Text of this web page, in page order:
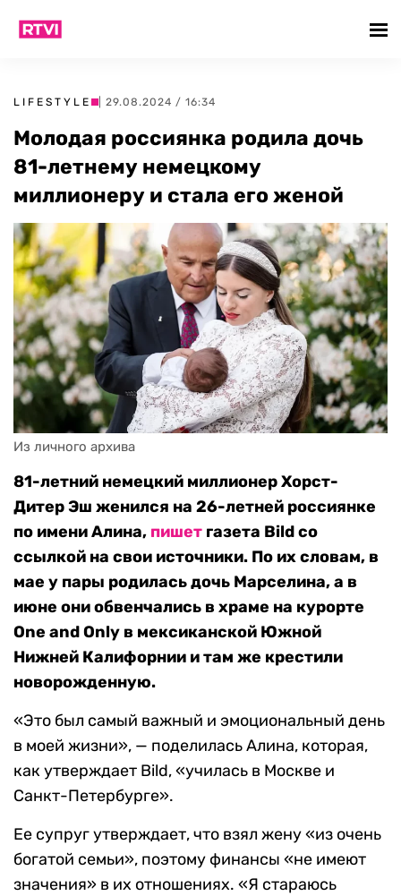
LIFESTYLE | 29.08.2024 / 16:34
Молодая россиянка родила дочь
81-летнему немецкому
миллионеру и стала его женой
Из личного архива
81-летний немецкий миллионер Хорст-
Дитер Эш женился на 26-летней россиянке
по имени Алина, пишет газета Bild со
ссылкой на свои источники. По их словам, в
мае у пары родилась дочь Марселина, а в
июне они обвенчались в храме на курорте
One and Only в мексиканской Южной
Нижней Калифорнии и там же крестили
новорожденную.
«Это был самый важный и эмоциональный день
в моей жизни», — поделилась Алина, которая,
как утверждает Bild, «училась в Москве и
Санкт-Петербурге».
Ее супруг утверждает, что взял жену «из очень
богатой семьи», поэтому финансы «не имеют
значения» в их отношениях. «Я стараюсь